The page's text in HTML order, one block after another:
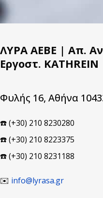
ΛΥΡΑ ΑΕΒΕ | Απ.
Εργοστ. KATHREIN
Φυλής 16, Αθήνα
☎️ (+30) 210 8230280
☎️ (+30) 210 8223375
☎️ (+30) 210 8231188
✉️ info@lyrasa.gr